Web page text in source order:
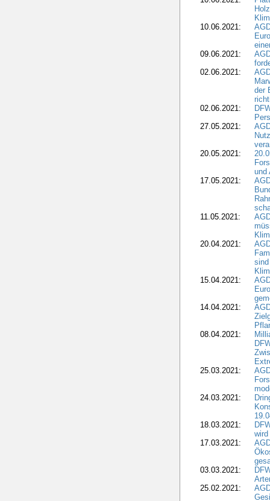
10.06.2021:
09.06.2021:
02.06.2021:
der
02.06.2021:
27.05.2021:
20.05.2021:
und
17.05.2021:
11.05.2021:
20.04.2021:
15.04.2021:
14.04.2021:
08.04.2021:
25.03.2021:
24.03.2021:
18.03.2021:
17.03.2021:
03.03.2021:
25.02.2021: